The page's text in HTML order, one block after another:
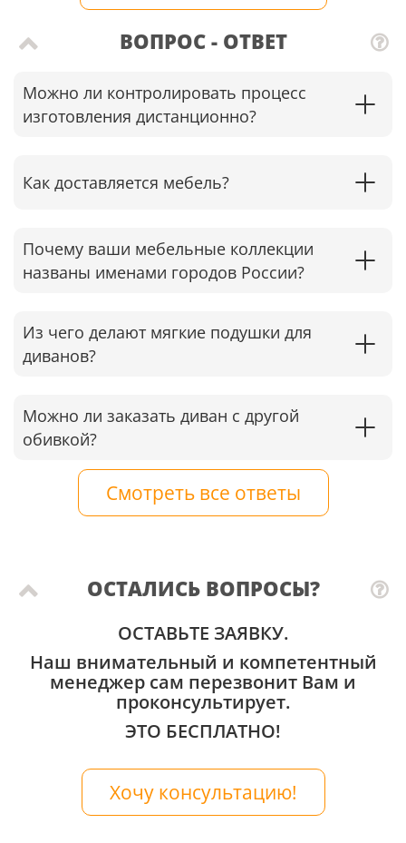
ВОПРОС - ОТВЕТ
Можно ли контролировать процесс
изготовления дистанционно?
Как доставляется мебель?
Почему ваши мебельные коллекции
названы именами городов России?
Из чего делают мягкие подушки для
диванов?
Можно ли заказать диван с другой
обивкой?
Смотреть все ответы
ОСТАЛИСЬ ВОПРОСЫ?
ОСТАВЬТЕ ЗАЯВКУ.
Наш внимательный и компетентный
менеджер сам перезвонит Вам и
проконсультирует.
ЭТО БЕСПЛАТНО!
Хочу консультацию!